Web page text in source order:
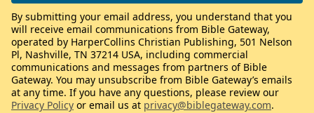
By submitting your email address, you understand that you
will receive email communications from Bible Gateway,
operated by HarperCollins Christian Publishing, 501 Nelson
Pl, Nashville, TN 37214 USA, including commercial
communications and messages from partners of Bible
Gateway. You may unsubscribe from Bible Gateway’s emails
at any time. If you have any questions, please review our
Privacy Policy or email us at privacy@biblegateway.com.